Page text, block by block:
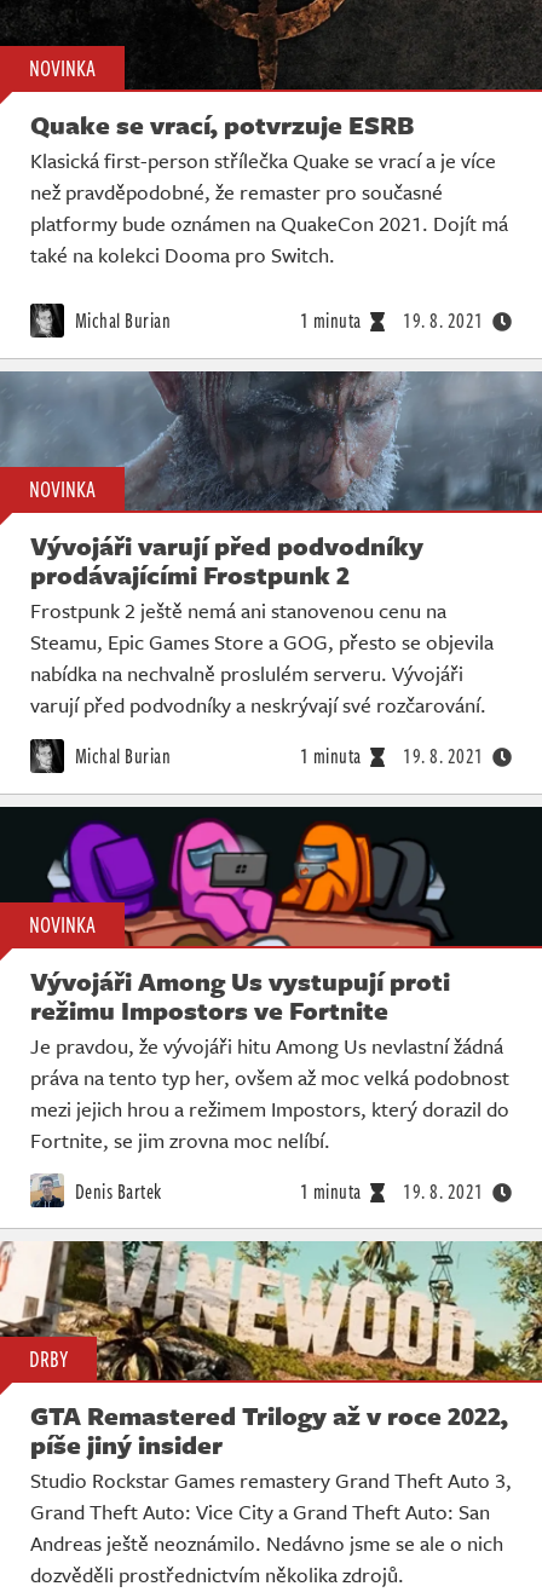
NOVINKA
Quake se vrací, potvrzuje ESRB
Klasická first-person střílečka Quake se vrací a je více
než pravděpodobné, že remaster pro současné
platformy bude oznámen na QuakeCon 2021. Dojít má
také na kolekci Dooma pro Switch.
Michal Burian 1 minuta 19. 8. 2021
NOVINKA
Vývojáři varují před podvodníky
prodávajícími Frostpunk 2
Frostpunk 2 ještě nemá ani stanovenou cenu na
Steamu, Epic Games Store a GOG, přesto se objevila
nabídka na nechvalně proslulém serveru. Vývojáři
varují před podvodníky a neskrývají své rozčarování.
Michal Burian 1 minuta 19. 8. 2021
NOVINKA
Vývojáři Among Us vystupují proti
režimu Impostors ve Fortnite
Je pravdou, že vývojáři hitu Among Us nevlastní žádná
práva na tento typ her, ovšem až moc velká podobnost
mezi jejich hrou a režimem Impostors, který dorazil do
Fortnite, se jim zrovna moc nelíbí.
Denis Bartek 1 minuta 19. 8. 2021
DRBY
GTA Remastered Trilogy až v roce 2022,
píše jiný insider
Studio Rockstar Games remastery Grand Theft Auto 3,
Grand Theft Auto: Vice City a Grand Theft Auto: San
Andreas ještě neoznámilo. Nedávno jsme se ale o nich
dozvěděli prostřednictvím několika zdrojů.